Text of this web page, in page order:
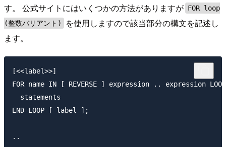
す。 公式サイトにはいくつかの方法がありますが FOR loop
(整数バリアント)
を使用しますので該当部分の構文を記述し
ます。
[<<label>>]
FOR name IN [ REVERSE ] expression .. expression LOOP
  statements
END LOOP [ label ];
..